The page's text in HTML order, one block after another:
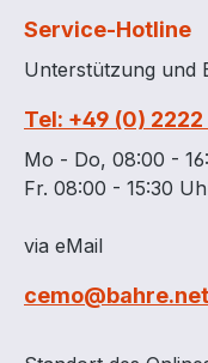
Service-Hotline
Unterstützung und
Tel: +49 (0)
Mo - Do, 08:00 -
Fr. 08:00 - 15:30
via eMail
cemo@bahre.net